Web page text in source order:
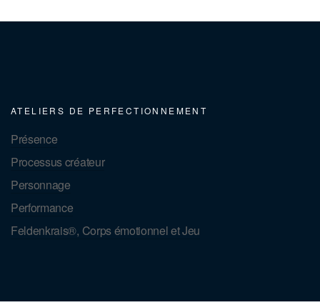
ATELIERS DE PERFECTIONNEMENT
Présence
Processus créateur
Personnage
Performance
Feldenkrais®, Corps émotionnel et Jeu